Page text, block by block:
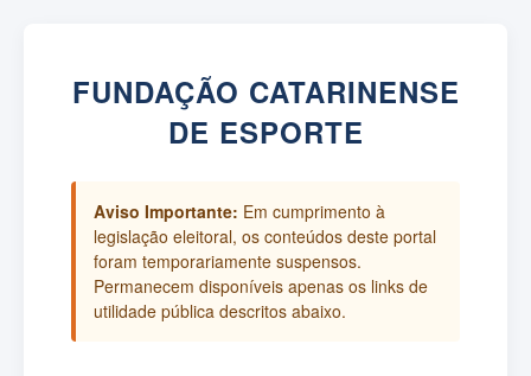
FUNDAÇÃO CATARINENSE
DE ESPORTE
Aviso Importante: Em cumprimento à
legislação eleitoral, os conteúdos deste portal
foram temporariamente suspensos.
Permanecem disponíveis apenas os links de
utilidade pública descritos abaixo.